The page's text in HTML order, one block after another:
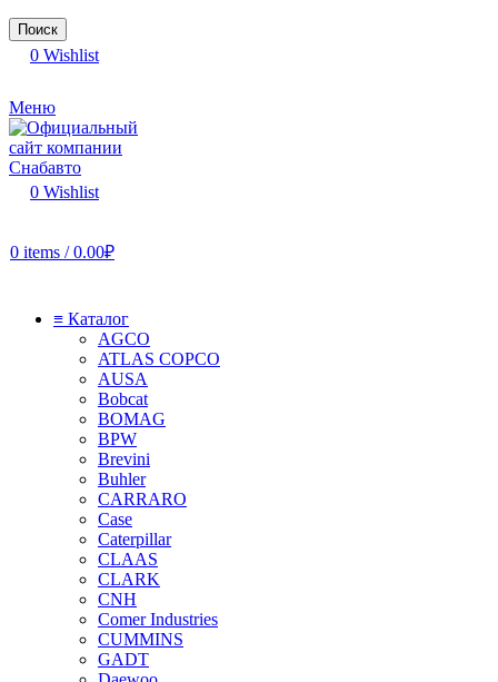
Поиск
0 Wishlist
Меню
0 Wishlist
0 items / 0.00₽
≡ Каталог
AGCO
ATLAS COPCO
AUSA
Bobcat
BOMAG
BPW
Brevini
Buhler
CARRARO
Case
Caterpillar
CLAAS
CLARK
CNH
Comer Industries
CUMMINS
GADT